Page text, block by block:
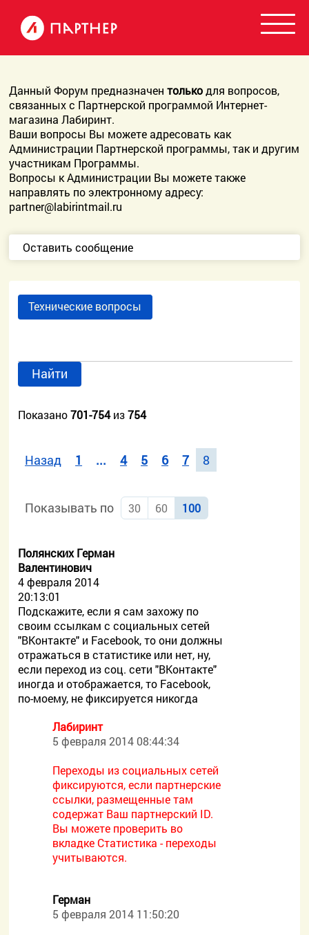
Данный Форум предназначентолькодля вопросов,
связанных с Партнерской программой Интернет-
магазина Лабиринт.
Ваши вопросы Вы можете адресовать как
Администрации Партнерской программы, так и другим
участникам Программы.
Вопросы к Администрации Вы можете также
направлять по электронному адресу:
partner@labirintmail.ru
Оставить сообщение
Технические вопросы
Найти
Показано701-754из754
Назад 1 ... 4 5 6 7 8
Показывать по 30 60 100
Полянских Герман
Валентинович
4 февраля 2014
20:13:01
Подскажите, если я сам захожу по
своим ссылкам с социальных сетей
"ВКонтакте" и Facebook, то они должны
отражаться в статистике или нет, ну,
если переход из соц. сети "ВКонтакте"
иногда и отображается, то Facebook,
по-моему, не фиксируется никогда
Лабиринт
5 февраля 2014 08:44:34
Переходы из социальных сетей
фиксируются, если партнерские
ссылки, размещенные там
содержат Ваш партнерский ID.
Вы можете проверить во
вкладке Статистика - переходы
учитываются.
Герман
5 февраля 2014 11:50:20